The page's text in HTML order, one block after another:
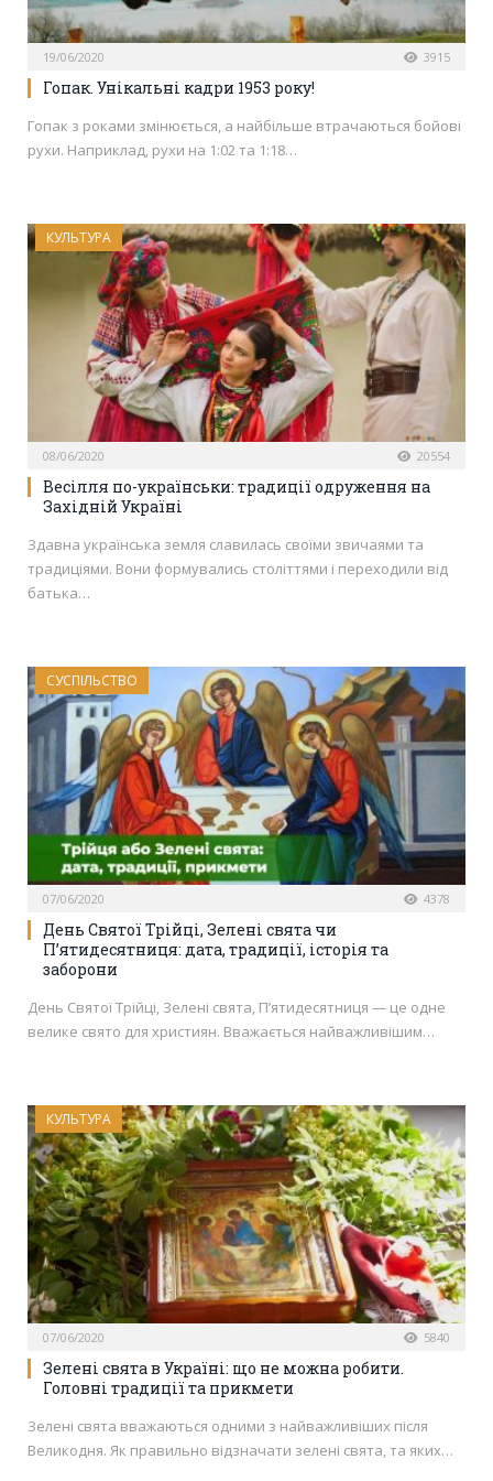
19/06/2020 3915
Гопак. Унікальні кадри 1953 року!
Гопак з роками змінюється, а найбільше втрачаються бойові
рухи. Наприклад, рухи на 1:02 та 1:18…
КУЛЬТУРА
08/06/2020 20554
Весілля по-українськи: традиції одруження на
Західній Україні
Здавна українська земля славилась своїми звичаями та
традиціями. Вони формувались століттями і переходили від
батька…
СУСПІЛЬСТВО
07/06/2020 4378
День Святої Трійці, Зелені свята чи
П’ятидесятниця: дата, традиції, історія та
заборони
День Святої Трійці, Зелені свята, П’ятидесятниця — це одне
велике свято для християн. Вважається найважливішим…
КУЛЬТУРА
07/06/2020 5840
Зелені свята в Україні: що не можна робити.
Головні традиції та прикмети
Зелені свята вважаються одними з найважливіших після
Великодня. Як правильно відзначати зелені свята, та яких…